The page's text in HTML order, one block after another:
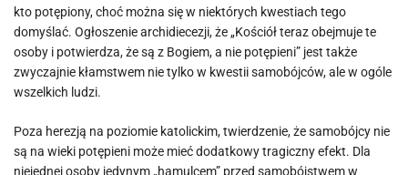
kto potępiony, choć można się w niektórych kwestiach tego
domyślać. Ogłoszenie archidiecezji, że „Kościół teraz obejmuje te
osoby i potwierdza, że ​​są z Bogiem, a nie potępieni” jest także
zwyczajnie kłamstwem nie tylko w kwestii samobójców, ale w ogóle
wszelkich ludzi.
Poza herezją na poziomie katolickim, twierdzenie, że samobójcy nie
są na wieki potępieni może mieć dodatkowy tragiczny efekt. Dla
niejednej osoby jedynym „hamulcem” przed samobójstwem w